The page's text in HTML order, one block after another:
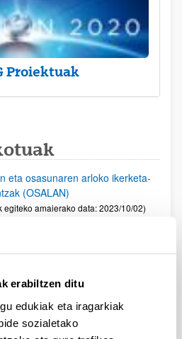
erabiltzen ditu
edukiak eta iragarkiak
sozialetako
Proiektuak
eta osasunaren arloko ikerketa-
(OSALAN)
amaierako data: 2023/10/02)
05/23 - 2023/06/12 23:59